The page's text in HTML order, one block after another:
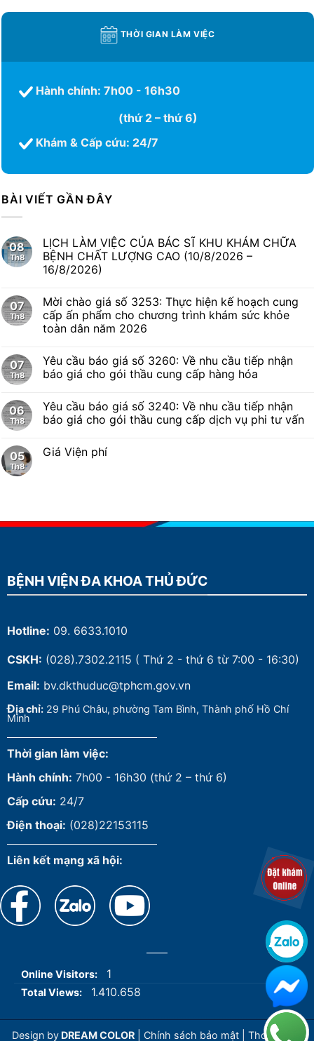
THỜI GIAN LÀM VIỆC
Hành chính: 7h00 - 16h30
(thứ 2 – thứ 6)
Khám & Cấp cứu: 24/7
BÀI VIẾT GẦN ĐÂY
08
Th8
LỊCH LÀM VIỆC CỦA BÁC SĨ KHU KHÁM CHỮA
BỆNH CHẤT LƯỢNG CAO (10/8/2026 –
16/8/2026)
07
Th8
Mời chào giá số 3253: Thực hiện kế hoạch cung
cấp ấn phẩm cho chương trình khám sức khỏe
toàn dân năm 2026
07
Th8
Yêu cầu báo giá số 3260: Về nhu cầu tiếp nhận
báo giá cho gói thầu cung cấp hàng hóa
06
Th8
Yêu cầu báo giá số 3240: Về nhu cầu tiếp nhận
báo giá cho gói thầu cung cấp dịch vụ phi tư vấn
05
Th8
Giá Viện phí
BỆNH VIỆN ĐA KHOA THỦ ĐỨC
Hotline: 09. 6633.1010
CSKH: (028).7302.2115 ( Thứ 2 - thứ 6 từ 7:00 - 16:30)
Email: bv.dkthuduc@tphcm.gov.vn
Địa chỉ: 29 Phú Châu, phường Tam Bình, Thành phố Hồ Chí
Minh
Thời gian làm việc:
Hành chính: 7h00 - 16h30 (thứ 2 – thứ 6)
Cấp cứu: 24/7
Điện thoại: (028)22153115
Liên kết mạng xã hội:
Online Visitors: 1
Total Views: 1.410.658
Design by DREAM COLOR Chính sách bảo mật Thoả thuận